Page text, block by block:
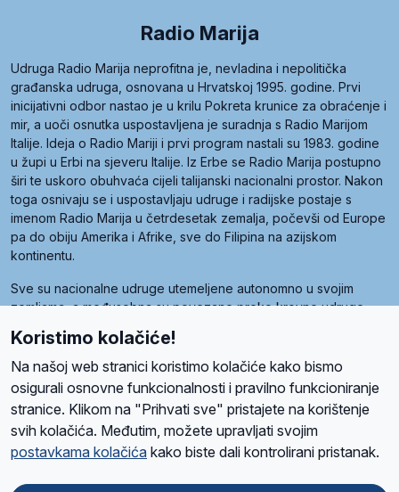
Radio Marija
Udruga Radio Marija neprofitna je, nevladina i nepolitička
građanska udruga, osnovana u Hrvatskoj 1995. godine. Prvi
inicijativni odbor nastao je u krilu Pokreta krunice za obraćenje i
mir, a uoči osnutka uspostavljena je suradnja s Radio Marijom
Italije. Ideja o Radio Mariji i prvi program nastali su 1983. godine
u župi u Erbi na sjeveru Italije. Iz Erbe se Radio Marija postupno
širi te uskoro obuhvaća cijeli talijanski nacionalni prostor. Nakon
toga osnivaju se i uspostavljaju udruge i radijske postaje s
imenom Radio Marija u četrdesetak zemalja, počevši od Europe
pa do obiju Amerika i Afrike, sve do Filipina na azijskom
kontinentu.
Sve su nacionalne udruge utemeljene autonomno u svojim
zemljama, a međusobna su povezane preko krovne udruge
Radio Maria). Svjetsku obitelj utemeljilo je sedam članica, među
kojima je i hrvatska Udruga Radio Marija.
O namaRadio ProgramVolonteriPrijateljiKontaktPravila privatnosti
Ova stranica je zaštićena Google reCAPTCHA sustavom
Koristimo kolačiće!
Na našoj web stranici koristimo kolačiće kako bismo
osigurali osnovne funkcionalnosti i pravilno funkcioniranje
stranice. Klikom na "Prihvati sve" pristajete na korištenje
svih kolačića. Međutim, možete upravljati svojim
postavkama kolačića kako biste dali kontrolirani pristanak.